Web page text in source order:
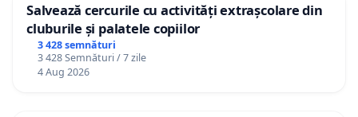
Salvează cercurile cu activități extrașcolare din
cluburile și palatele copiilor
3 428 semnături
3 428 Semnături / 7 zile
4 Aug 2026